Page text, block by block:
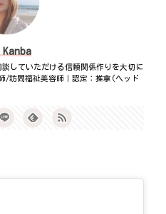
していただける信頼関係作りを大切に
/訪問福祉美容師｜認定：推拿(ヘッド